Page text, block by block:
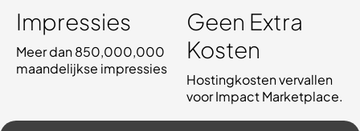
Impressies
Meer dan 850,000,000
maandelijkse impressies
Geen Extra
Kosten
Hostingkosten vervallen
voor Impact Marketplace.